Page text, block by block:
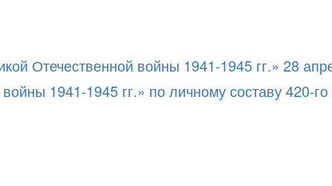
Отечественной войны 1941-1945 гг.» 28
1941-1945 гг.» по личному составу 420-го